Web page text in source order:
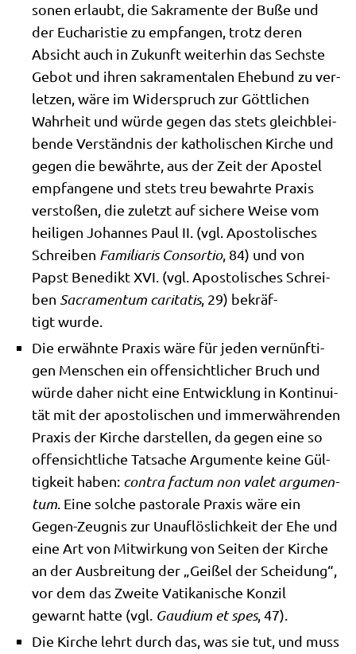
so­nen erlaubt, die Sakra­men­te der Buße und
der Eucha­ri­stie zu emp­fan­gen, trotz deren
Absicht auch in Zukunft wei­ter­hin das Sech­ste
Gebot und ihren sakra­men­ta­len Ehe­bund zu ver­
let­zen, wäre im Wider­spruch zur Gött­li­chen
Wahr­heit und wür­de gegen das stets gleich­blei­
ben­de Ver­ständ­nis der katho­li­schen Kir­che und
gegen die bewähr­te, aus der Zeit der Apo­stel
emp­fan­ge­ne und stets treu bewahr­te Pra­xis
ver­sto­ßen, die zuletzt auf siche­re Wei­se vom
hei­li­gen Johan­nes Paul II. (vgl. Apo­sto­li­sches
Schrei­ben Fami­lia­ris Con­sor­tio, 84) und von
Papst Bene­dikt XVI. (vgl. Apo­sto­li­sches Schrei­
ben Sacra­men­tum cari­ta­tis, 29) bekräf­
tigt wurde.
Die erwähn­te Pra­xis wäre für jeden ver­nünf­ti­
gen Men­schen ein offen­sicht­li­cher Bruch und
wür­de daher nicht eine Ent­wick­lung in Kon­ti­nui­
tät mit der apo­sto­li­schen und immer­wäh­ren­den
Pra­xis der Kir­che dar­stel­len, da gegen eine so
offen­sicht­li­che Tat­sa­che Argu­men­te kei­ne Gül­
tig­keit haben: con­tra fac­tum non valet argu­men­
tum. Eine sol­che pasto­ra­le Pra­xis wäre ein
Gegen-Zeug­nis zur Unauf­lös­lich­keit der Ehe und
eine Art von Mit­wir­kung von Sei­ten der Kir­che
an der Aus­brei­tung der „Gei­ßel der Schei­dung“,
vor dem das Zwei­te Vati­ka­ni­sche Kon­zil
gewarnt hat­te (vgl. Gau­di­um et spes, 47).
Die Kir­che lehrt durch das, was sie tut, und muss